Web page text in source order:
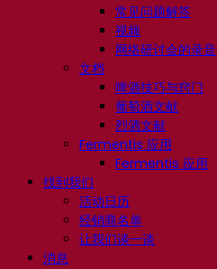
常见问题解答
视频
网络研讨会的录音
文档
啤酒技巧与窍门
葡萄酒文献
烈酒文献
Fermentis 应用
Fermentis 应用
找到我们
活动日历
经销商名单
让我们谈一谈
消息